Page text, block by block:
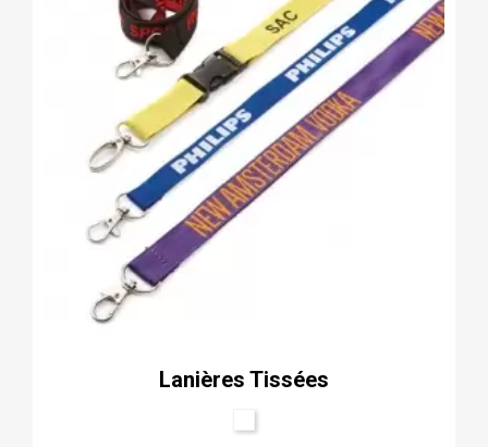
Lanières Tissées